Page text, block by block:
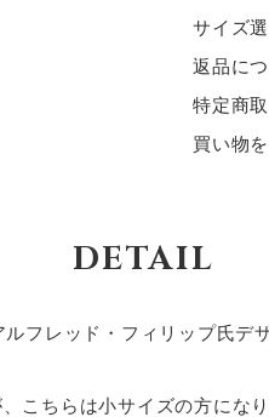
サイズ
返品に
特定商
買い物
DETAIL
フレッド・フィリップ氏デ
こちらは小サイズの方になり